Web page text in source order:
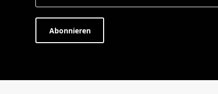
Abonnieren